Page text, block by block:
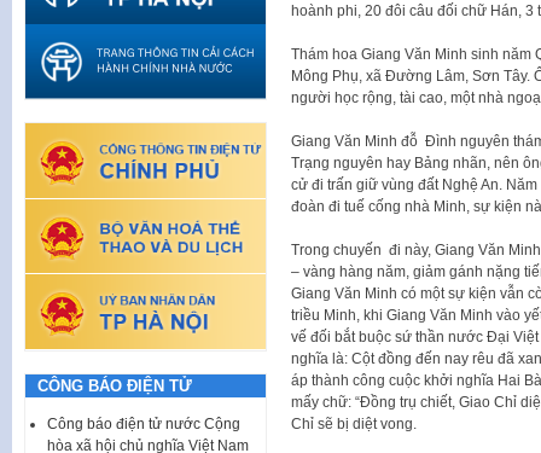
hoành phi, 20 đôi câu đối chữ Hán, 3
Thám hoa Giang Văn Minh sinh
Mông Phụ, xã Đường Lâm, Sơn Tây.
người học rộng, tài cao, một nhà
Giang Văn Minh đỗ Đình nguyên
Trạng nguyên hay Bảng nhãn, nên
cử đi trấn giữ vùng đất Nghệ An.
đoàn đi tuế cống nhà Minh, sự kiện
Trong chuyến đi này, Giang Văn
– vàng hàng năm, giảm gánh nặng
Giang Văn Minh có một sự kiện vẫn
triều Minh, khi Giang Văn Minh vào
vế đối bắt buộc sứ thần nước Đại
nghĩa là: Cột đồng đến nay rêu đã
áp thành công cuộc khởi nghĩa Hai
mấy chữ: “Đồng trụ chiết, Giao Chỉ
Chỉ sẽ bị diệt vong.
CÔNG BÁO ĐIỆN TỬ
Công báo điện tử nước Cộng
hòa xã hội chủ nghĩa Việt Nam